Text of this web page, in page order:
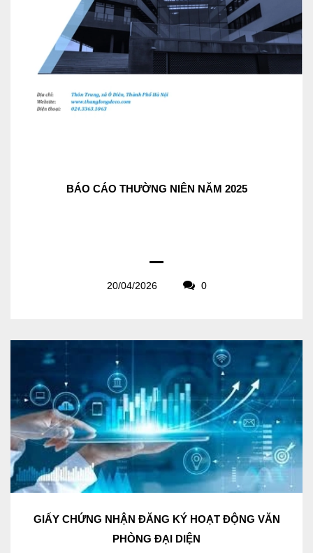
BÁO CÁO THƯỜNG NIÊN NĂM 2025
20/04/2026 0
GIẤY CHỨNG NHẬN ĐĂNG KÝ HOẠT ĐỘNG VĂN
PHÒNG ĐẠI DIỆN